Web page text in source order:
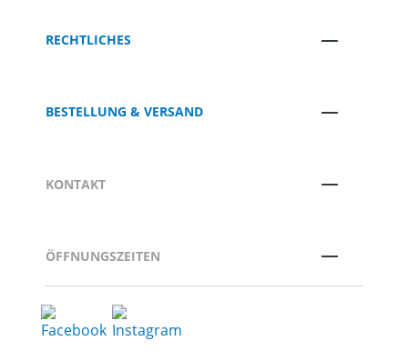
RECHTLICHES
BESTELLUNG & VERSAND
KONTAKT
ÖFFNUNGSZEITEN